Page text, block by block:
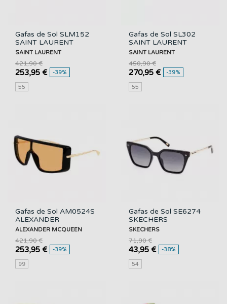
Gafas de Sol SLM152
SAINT LAURENT
SAINT LAURENT
253,95 €
421,90 €
-39%
55
Gafas de Sol SL302
SAINT LAURENT
SAINT LAURENT
270,95 €
450,90 €
-39%
55
Gafas de Sol AM0524S
ALEXANDER
MCQUEEN
ALEXANDER MCQUEEN
253,95 €
421,90 €
-39%
99
Gafas de Sol SE6274
SKECHERS
SKECHERS
43,95 €
71,90 €
-38%
54